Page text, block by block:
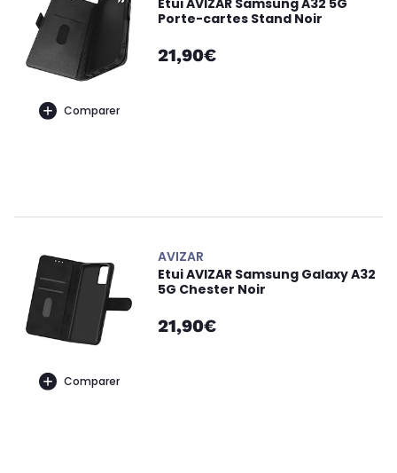
Comparer
Etui AVIZAR Samsung A32 5G
Porte-cartes Stand Noir
21,90€
Comparer
AVIZAR
Etui AVIZAR Samsung Galaxy A32
5G Chester Noir
21,90€